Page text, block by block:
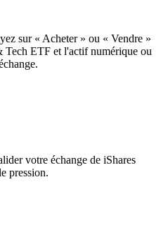
sur « Acheter » ou « Vendre »
Tech ETF et l'actif numérique ou
votre échange de iShares
pression.